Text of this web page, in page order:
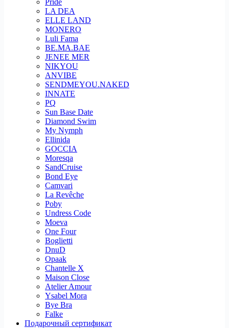
Pride
LA DEA
ELLE LAND
MONERO
Luli Fama
BE.MA.BAE
JENEE MER
NIKYOU
ANVIBE
SENDMEYOU.NAKED
INNATE
PQ
Sun Base Date
Diamond Swim
My Nymph
Ellinida
GOCCIA
Moresqa
SandCruise
Bond Eye
Camvari
La Revêche
Poby
Undress Code
Moeva
One Four
Boglietti
DnuD
Opaak
Chantelle X
Maison Close
Atelier Amour
Ysabel Mora
Bye Bra
Falke
Подарочный сертификат